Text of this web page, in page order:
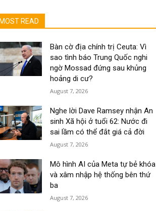
MOST READ
Bàn cờ địa chính trị Ceuta: Vì
sao tình báo Trung Quốc nghi
ngờ Mossad đứng sau khủng
hoảng di cư?
August 7, 2026
Nghe lời Dave Ramsey nhận An
sinh Xã hội ở tuổi 62: Nước đi
sai lầm có thể đắt giá cả đời
August 7, 2026
Mô hình AI của Meta tự bẻ khóa
và xâm nhập hệ thống bên thứ
ba
August 7, 2026